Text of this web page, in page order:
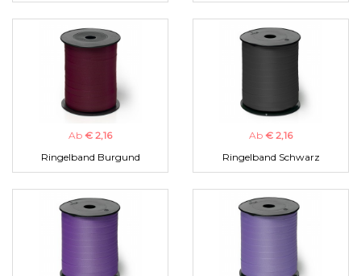
Ab € 2,16
Ringelband Burgund
Ab € 2,16
Ringelband Schwarz